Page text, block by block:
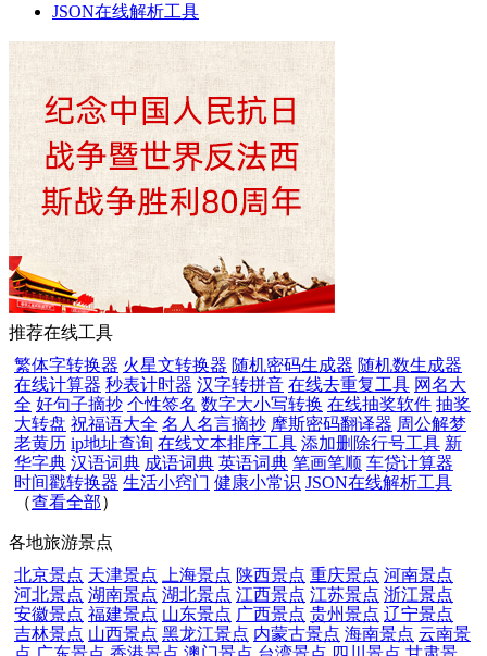
JSON在线解析工具
推荐在线工具
繁体字转换器 火星文转换器 随机密码生成器 随机数生成器
在线计算器 秒表计时器 汉字转拼音 在线去重复工具 网名大
全 好句子摘抄 个性签名 数字大小写转换 在线抽奖软件 抽奖
大转盘 祝福语大全 名人名言摘抄 摩斯密码翻译器 周公解梦
老黄历 ip地址查询 在线文本排序工具 添加删除行号工具 新
华字典 汉语词典 成语词典 英语词典 笔画笔顺 车贷计算器
时间戳转换器 生活小窍门 健康小常识 JSON在线解析工具
（查看全部）
各地旅游景点
北京景点 天津景点 上海景点 陕西景点 重庆景点 河南景点
河北景点 湖南景点 湖北景点 江西景点 江苏景点 浙江景点
安徽景点 福建景点 山东景点 广西景点 贵州景点 辽宁景点
吉林景点 山西景点 黑龙江景点 内蒙古景点 海南景点 云南景